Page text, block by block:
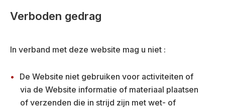
Verboden gedrag
In verband met deze website mag u niet :
De Website niet gebruiken voor activiteiten of
via de Website informatie of materiaal plaatsen
of verzenden die in strijd zijn met wet- of